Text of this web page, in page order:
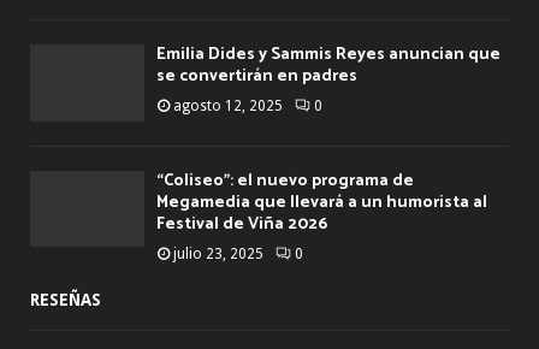
Emilia Dides y Sammis Reyes anuncian que
se convertirán en padres
agosto 12, 2025 0
“Coliseo”: el nuevo programa de
Megamedia que llevará a un humorista al
Festival de Viña 2026
julio 23, 2025 0
RESEÑAS